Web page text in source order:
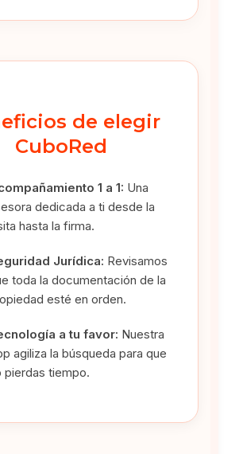
de elegir
CuboRed
1 a 1: Una
dedicada a ti desde la
hasta la firma.
Jurídica: Revisamos
toda la documentación de la
esté en orden.
a tu favor: Nuestra
agiliza la búsqueda para que
pierdas tiempo.